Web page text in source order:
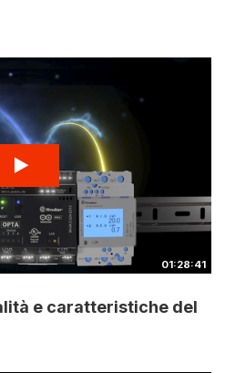
01:28:41
e caratteristiche del